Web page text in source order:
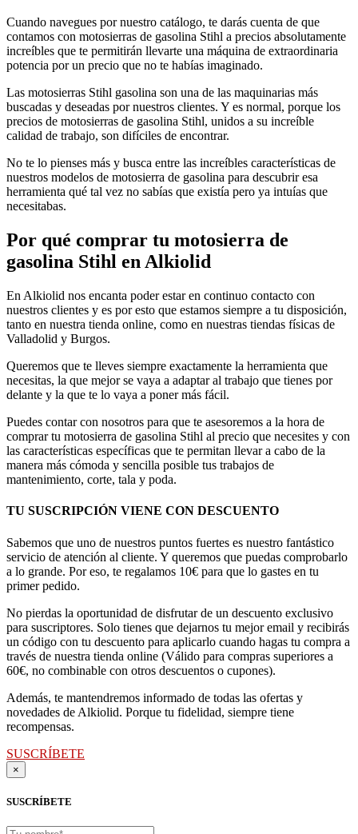
Cuando navegues por nuestro catálogo, te darás cuenta de que
contamos con motosierras de gasolina Stihl a precios absolutamente
increíbles que te permitirán llevarte una máquina de extraordinaria
potencia por un precio que no te habías imaginado.
Las motosierras Stihl gasolina son una de las maquinarias más
buscadas y deseadas por nuestros clientes. Y es normal, porque los
precios de motosierras de gasolina Stihl, unidos a su increíble
calidad de trabajo, son difíciles de encontrar.
No te lo pienses más y busca entre las increíbles características de
nuestros modelos de motosierra de gasolina para descubrir esa
herramienta qué tal vez no sabías que existía pero ya intuías que
necesitabas.
Por qué comprar tu motosierra de
gasolina Stihl en Alkiolid
En Alkiolid nos encanta poder estar en continuo contacto con
nuestros clientes y es por esto que estamos siempre a tu disposición,
tanto en nuestra tienda online, como en nuestras tiendas físicas de
Valladolid y Burgos.
Queremos que te lleves siempre exactamente la herramienta que
necesitas, la que mejor se vaya a adaptar al trabajo que tienes por
delante y la que te lo vaya a poner más fácil.
Puedes contar con nosotros para que te asesoremos a la hora de
comprar tu motosierra de gasolina Stihl al precio que necesites y con
las características específicas que te permitan llevar a cabo de la
manera más cómoda y sencilla posible tus trabajos de
mantenimiento, corte, tala y poda.
TU SUSCRIPCIÓN VIENE CON DESCUENTO
Sabemos que uno de nuestros puntos fuertes es nuestro fantástico
servicio de atención al cliente. Y queremos que puedas comprobarlo
a lo grande. Por eso, te regalamos 10€ para que lo gastes en tu
primer pedido.
No pierdas la oportunidad de disfrutar de un descuento exclusivo
para suscriptores. Solo tienes que dejarnos tu mejor email y recibirás
un código con tu descuento para aplicarlo cuando hagas tu compra a
través de nuestra tienda online (Válido para compras superiores a
60€, no combinable con otros descuentos o cupones).
Además, te mantendremos informado de todas las ofertas y
novedades de Alkiolid. Porque tu fidelidad, siempre tiene
recompensas.
SUSCRÍBETE
×
SUSCRÍBETE